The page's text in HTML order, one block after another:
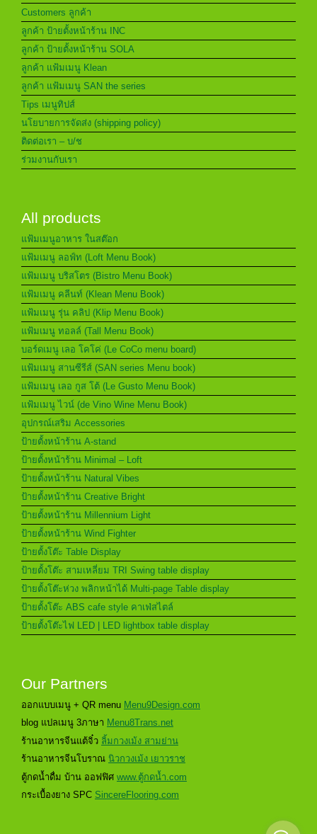
Customers ลูกค้า
ลูกค้า ป้ายตั้งหน้าร้าน INC
ลูกค้า ป้ายตั้งหน้าร้าน SOLA
ลูกค้า แฟ้มเมนู Klean
ลูกค้า แฟ้มเมนู SAN the series
Tips เมนูทิปส์
นโยบายการจัดส่ง (shipping policy)
ติดต่อเรา – บ/ช
ร่วมงานกับเรา
All products
แฟ้มเมนูอาหาร ในสต๊อก
แฟ้มเมนู ลอฟ์ท (Loft Menu Book)
แฟ้มเมนู บริสโตร (Bistro Menu Book)
แฟ้มเมนู คลีนท์ (Klean Menu Book)
แฟ้มเมนู รุ่น คลิป (Klip Menu Book)
แฟ้มเมนู ทอลล์ (Tall Menu Book)
บอร์ดเมนู เลอ โคโค่ (Le CoCo menu board)
แฟ้มเมนู สานซีรีส์ (SAN series Menu book)
แฟ้มเมนู เลอ กูส โต้ (Le Gusto Menu Book)
แฟ้มเมนู ไวน์ (de Vino Wine Menu Book)
อุปกรณ์เสริม Accessories
ป้ายตั้งหน้าร้าน A-stand
ป้ายตั้งหน้าร้าน Minimal – Loft
ป้ายตั้งหน้าร้าน Natural Vibes
ป้ายตั้งหน้าร้าน Creative Bright
ป้ายตั้งหน้าร้าน Millennium Light
ป้ายตั้งหน้าร้าน Wind Fighter
ป้ายตั้งโต๊ะ Table Display
ป้ายตั้งโต๊ะ สามเหลี่ยม TRI Swing table display
ป้ายตั้งโต๊ะห่วง พลิกหน้าได้ Multi-page Table display
ป้ายตั้งโต๊ะ ABS cafe style คาเฟ่สไตล์
ป้ายตั้งโต๊ะไฟ LED | LED lightbox table display
Our Partners
ออกแบบเมนู + QR menu Menu9Design.com
blog แปลเมนู 3ภาษา Menu8Trans.net
ร้านอาหารจีนแต้จิ๋ว ลิ้มกวงเม้ง สามย่าน
ร้านอาหารจีนโบราณ นิวกวงเม้ง เยาวราช
ตู้กดน้ำดื่ม บ้าน ออฟฟิศ www.ตู้กดน้ำ.com
กระเบื้องยาง SPC SincereFlooring.com